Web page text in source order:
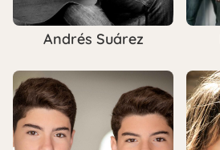
Andrés Suárez